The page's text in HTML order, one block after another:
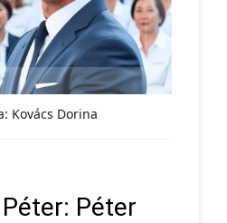
Kovács Dorina
Péter